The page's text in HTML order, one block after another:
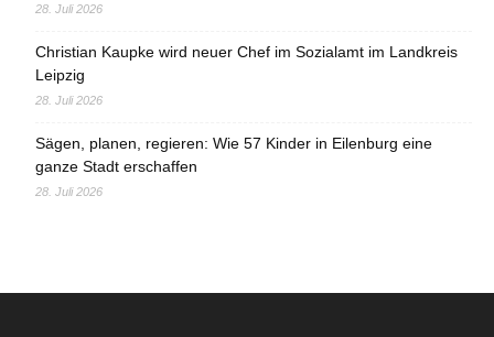
28. Juli 2026
Christian Kaupke wird neuer Chef im Sozialamt im Landkreis
Leipzig
28. Juli 2026
Sägen, planen, regieren: Wie 57 Kinder in Eilenburg eine
ganze Stadt erschaffen
28. Juli 2026